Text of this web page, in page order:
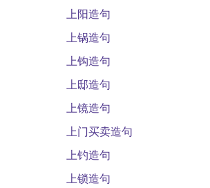
上阳造句
上锅造句
上钩造句
上邸造句
上镜造句
上门买卖造句
上钓造句
上锁造句